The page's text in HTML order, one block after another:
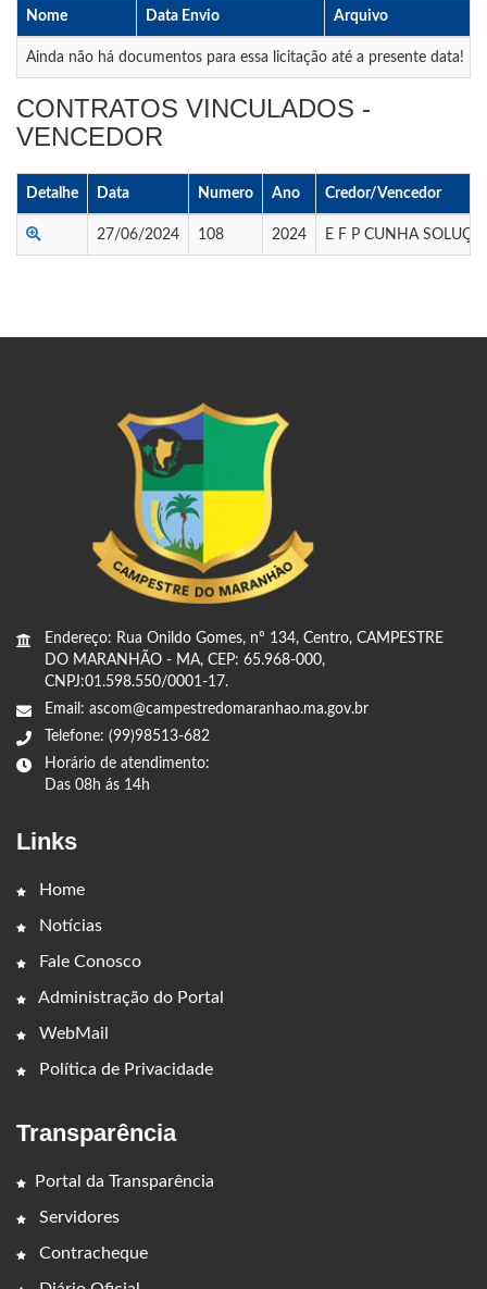
Nome Data Envio Arquivo
Ainda não há documentos para essa licitação até a presente data!
CONTRATOS VINCULADOS -
VENCEDOR
Detalhe Data Numero Ano Credor/Vencedor
27/06/2024 108 2024 E F P CUNHA
Endereço: Rua Onildo Gomes, nº 134, Centro, CAMPESTRE
DO MARANHÃO - MA, CEP: 65.968-000,
CNPJ:01.598.550/0001-17.
Email: ascom@campestredomaranhao.ma.gov.br
Telefone: (99)98513-682
Horário de atendimento:
Das 08h ás 14h
Links
Home
Notícias
Fale Conosco
Administração do Portal
WebMail
Política de Privacidade
Transparência
Portal da Transparência
Servidores
Contracheque